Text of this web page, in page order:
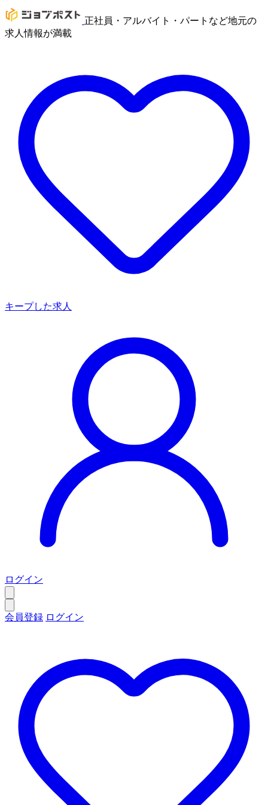
正社員・アルバイト・パートなど地元の
求人情報が満載
キープした求人
ログイン
会員登録 ログイン